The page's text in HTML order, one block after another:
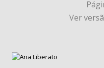
Ver